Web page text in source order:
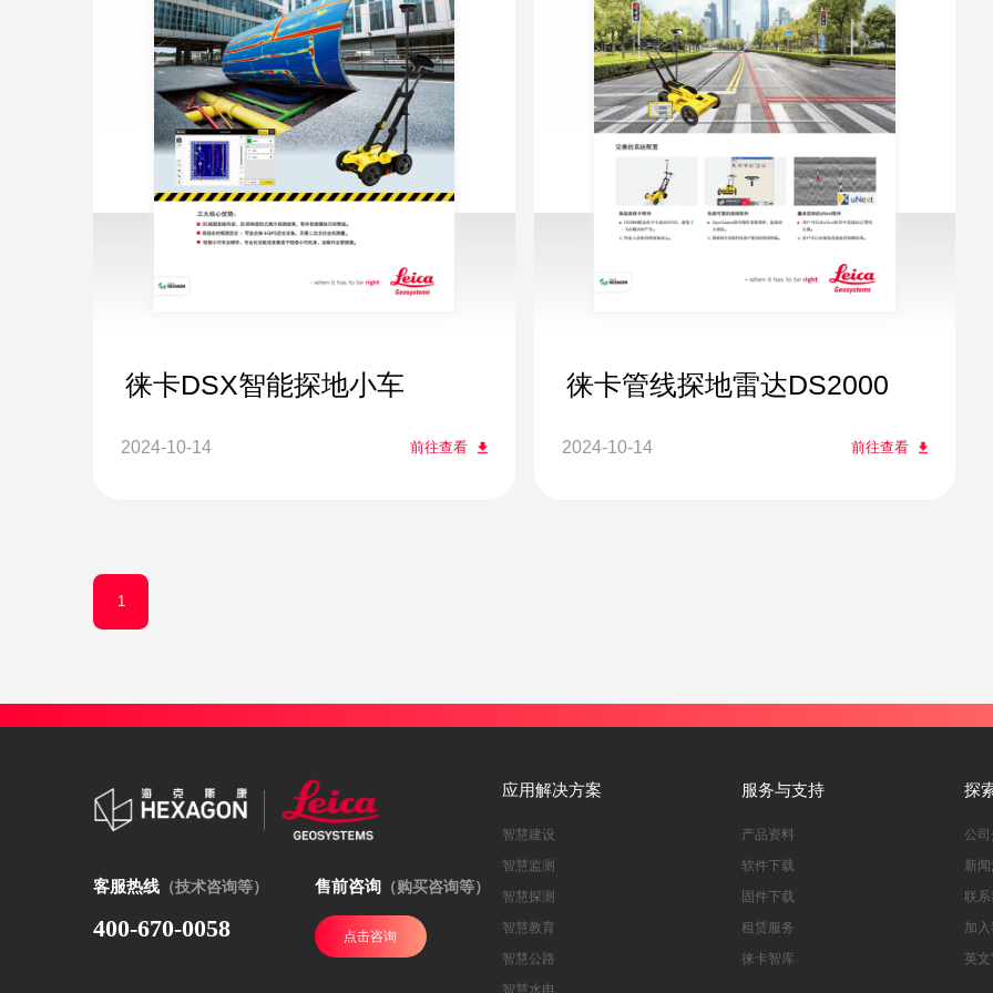
徕卡DSX智能探地小车
2024-10-14 前往查看
徕卡管线探地雷达DS2000
2024-10-14 前往查看
1
客服热线 （技术咨询等）
400-670-0058
售前咨询 （购买咨询等）
点击咨询
应用解决方案
智慧建设
智慧监测
智慧探测
智慧教育
智慧公路
智慧水电
服务与支持
产品资料
软件下载
固件下载
租赁服务
徕卡智库
探
公
新
联
加
英